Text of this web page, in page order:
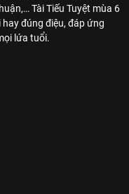
Tài Tiếu Tuyệt mùa 6
đúng điệu, đáp ứng
lứa tuổi.